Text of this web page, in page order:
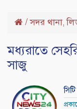
/সদর থানা,
মধ্যরাতে
সাজু